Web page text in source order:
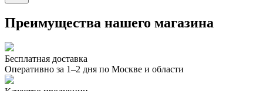
Преимущества нашего магазина
Бесплатная доставка
Оперативно за 1–2 дня по Москве и области